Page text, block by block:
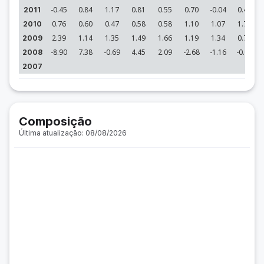
2011 -0.45 0.84 1.17 0.81 0.55 0.70 -0.04 0.49
2010 0.76 0.60 0.47 0.58 0.58 1.10 1.07 1.74
2009 2.39 1.14 1.35 1.49 1.66 1.19 1.34 0.72
2008 -8.90 7.38 -0.69 4.45 2.09 -2.68 -1.16 -0.01
2007
Composição
Última atualização: 08/08/2026